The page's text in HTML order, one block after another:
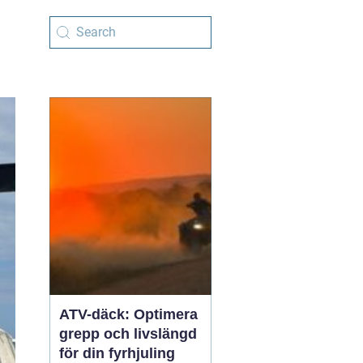
ATV-däck: Optimera
grepp och livslängd
för din fyrhjuling